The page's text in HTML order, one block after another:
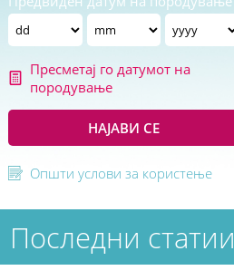
Пресметај го датумот на
породување
НАЈАВИ СЕ
Општи услови за користење
Последни статии